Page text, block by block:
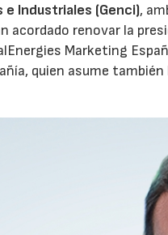
e Industriales (Genci),
acordado renovar la
Marketing
quien asume